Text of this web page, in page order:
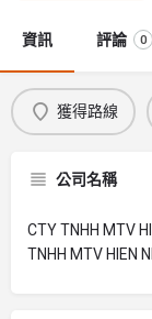
資訊 評論 0
獲得路線
公司名稱
CTY TNHH MTV
TNHH MTV HIEN